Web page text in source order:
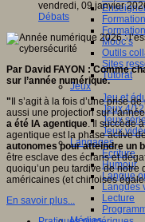
Mooc’s
Outils
Sites
Tutorat
Jeux
Jeu et
Jeux 4/
Jeux
Jeux
Langages
Ecriture
Humour
Langue
Langues
Lecture
vendredi, 09 janvier
Débats
Par David FAYON : Comme
sur l’année numérique.
" Il s’agit à la fois d’une prise
aussi une projection sur
a été IA agentique. Il succède
agentique est la phase active
autonomes pour atteindre un
être esclave des écrans et
quoiqu’un peu tardive de
américaines (et chinoises
En savoir plus...